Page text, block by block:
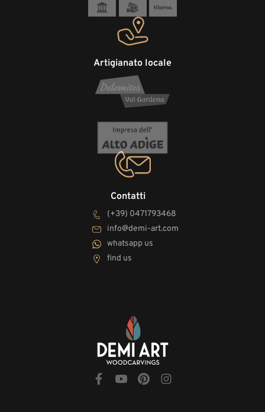
Contatti
(+39) 0471793468
info@demi-art.com
whatsapp us
find us
Artigianato locale